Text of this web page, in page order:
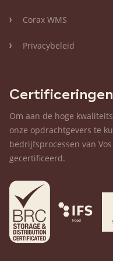
Corax WMS
Privacybeleid
Certificeringen
Om aan de hoge
onze opdrachtgevers te
bedrijfsprocessen van
gecertificeerd.